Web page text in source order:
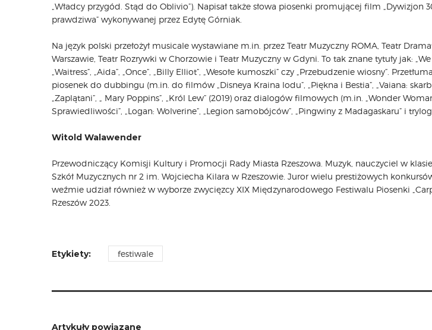
„Władcy przygód. Stąd do Oblivio”). Napisał także słowa piosenki promującej film „Dywizjon
prawdziwa” wykonywanej przez Edytę Górniak.
Na język polski przełożył musicale wystawiane m.in. przez Teatr Muzyczny ROMA, Teatr
Warszawie, Teatr Rozrywki w Chorzowie i Teatr Muzyczny w Gdyni. To tak znane tytuły jak:
„Waitress”, „Aida”, „Once”, „Billy Elliot”, „Wesołe kumoszki” czy „Przebudzenie wiosny”.
piosenek do dubbingu (m.in. do filmów „Disneya Kraina lodu”, „Piękna i Bestia”, „Vaiana: skarb
„Zaplątani”, „ Mary Poppins”, „Król Lew” (2019) oraz dialogów filmowych (m.in. „Wonder
Sprawiedliwości”, „Logan: Wolverine”, „Legion samobójców”, „Pingwiny z Madagaskaru” i
Witold Walawender
Przewodniczący Komisji Kultury i Promocji Rady Miasta Rzeszowa. Muzyk, nauczyciel w
Szkół Muzycznych nr 2 im. Wojciecha Kilara w Rzeszowie. Juror wielu prestiżowych
weźmie udział również w wyborze zwycięzcy XIX Międzynarodowego Festiwalu Piosenki
Rzeszów 2023.
Etykiety: festiwale
Artykuły powiązane